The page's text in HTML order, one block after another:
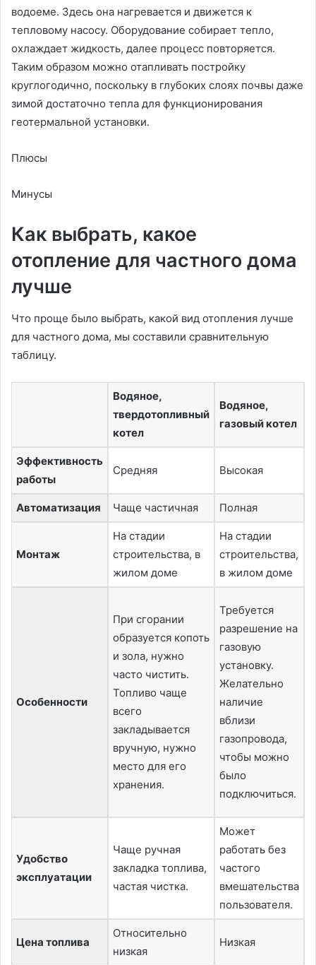
водоеме. Здесь она нагревается и движется к
тепловому насосу. Оборудование собирает тепло,
охлаждает жидкость, далее процесс повторяется.
Таким образом можно отапливать постройку
круглогодично, поскольку в глубоких слоях почвы даже
зимой достаточно тепла для функционирования
геотермальной установки.
Плюсы
Минусы
Как выбрать, какое
отопление для частного дома
лучше
Что проще было выбрать, какой вид отопления лучше
для частного дома, мы составили сравнительную
таблицу.
Водяное,
твердотопливный
котел
Водяное,
газовый котел
Эффективность
работы
Средняя Высокая
Автоматизация Чаще частичная Полная
Монтаж
На стадии
строительства, в
жилом доме
На стадии
строительства,
в жилом доме
Особенности
При сгорании
образуется копоть
и зола, нужно
часто чистить.
Топливо чаще
всего
закладывается
вручную, нужно
место для его
хранения.
Требуется
разрешение на
газовую
установку.
Желательно
наличие
вблизи
газопровода,
чтобы можно
было
подключиться.
Удобство
эксплуатации
Чаще ручная
закладка топлива,
частая чистка.
Может
работать без
частого
вмешательства
пользователя.
Цена топлива
Относительно
низкая
Низкая